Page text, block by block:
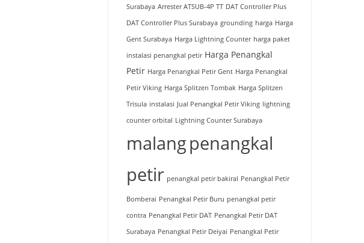
Surabaya Arrester ATSUB-4P TT DAT Controller Plus
DAT Controller Plus Surabaya grounding harga Harga
Gent Surabaya Harga Lightning Counter harga paket
instalasi penangkal petir Harga Penangkal
Petir Harga Penangkal Petir Gent Harga Penangkal
Petir Viking Harga Splitzen Tombak Harga Splitzen
Trisula instalasi Jual Penangkal Petir Viking lightning
counter orbital Lightning Counter Surabaya
malangpenangkal
petir penangkal petir bakiral Penangkal Petir
Bomberai Penangkal Petir Buru penangkal petir
contra Penangkal Petir DAT Penangkal Petir DAT
Surabaya Penangkal Petir Deiyai Penangkal Petir